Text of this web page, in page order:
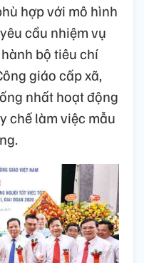
hợp với mô hình
cầu nhiệm vụ
bộ tiêu chí
giáo cấp xã,
nhất hoạt động
chế làm việc mẫu